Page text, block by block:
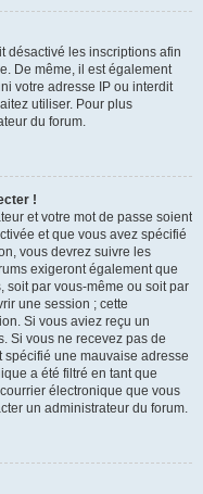
désactivé les inscriptions afin
De même, il est également
votre adresse IP ou interdit
utiliser. Pour plus
du forum.
!
et votre mot de passe soient
et que vous avez spécifié
vous devrez suivre les
exigeront également que
soit par vous-même ou soit par
une session ; cette
Si vous aviez reçu un
Si vous ne recevez pas de
une mauvaise adresse
a été filtré en tant que
électronique que vous
un administrateur du forum.